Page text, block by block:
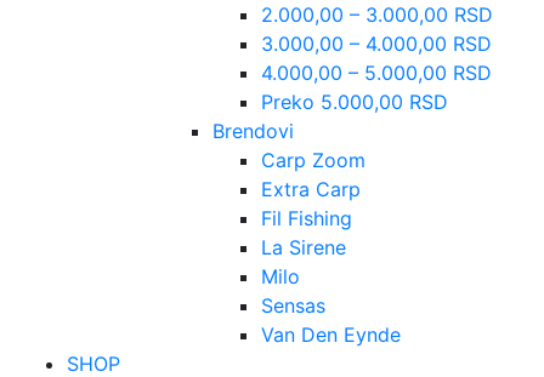
2.000,00 – 3.000,00 RSD
3.000,00 – 4.000,00 RSD
4.000,00 – 5.000,00 RSD
Preko 5.000,00 RSD
Brendovi
Carp Zoom
Extra Carp
Fil Fishing
La Sirene
Milo
Sensas
Van Den Eynde
SHOP